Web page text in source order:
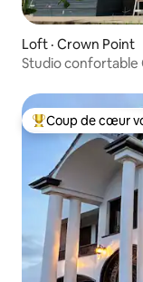
Loft · Crown Point
Studio confortable
Coup de cœur
Coup de cœur